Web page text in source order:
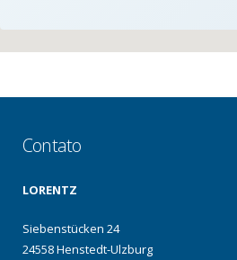
Contato
LORENTZ
Siebenstücken 24
24558 Henstedt-Ulzburg